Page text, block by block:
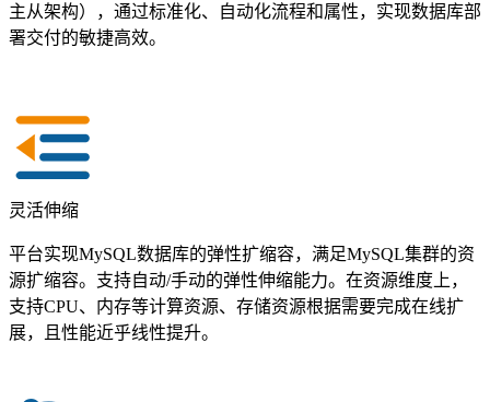
主从架构），通过标准化、自动化流程和属性，实现数据库部
署交付的敏捷高效。
灵活伸缩
平台实现MySQL数据库的弹性扩缩容，满足MySQL集群的资
源扩缩容。支持自动/手动的弹性伸缩能力。在资源维度上，
支持CPU、内存等计算资源、存储资源根据需要完成在线扩
展，且性能近乎线性提升。